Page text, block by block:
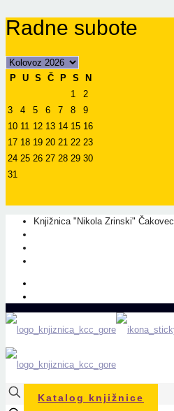
Radne subote
P U S Č P S
N
1
2
3
4 5 6 7 8
9
10 11 12 13 14 15 16
17 18 19 20 21 22 23
24 25 26 27 28 29 30
31
Knjižnica "Nikola Zrinski" Čakovec
Katalog knjižnice